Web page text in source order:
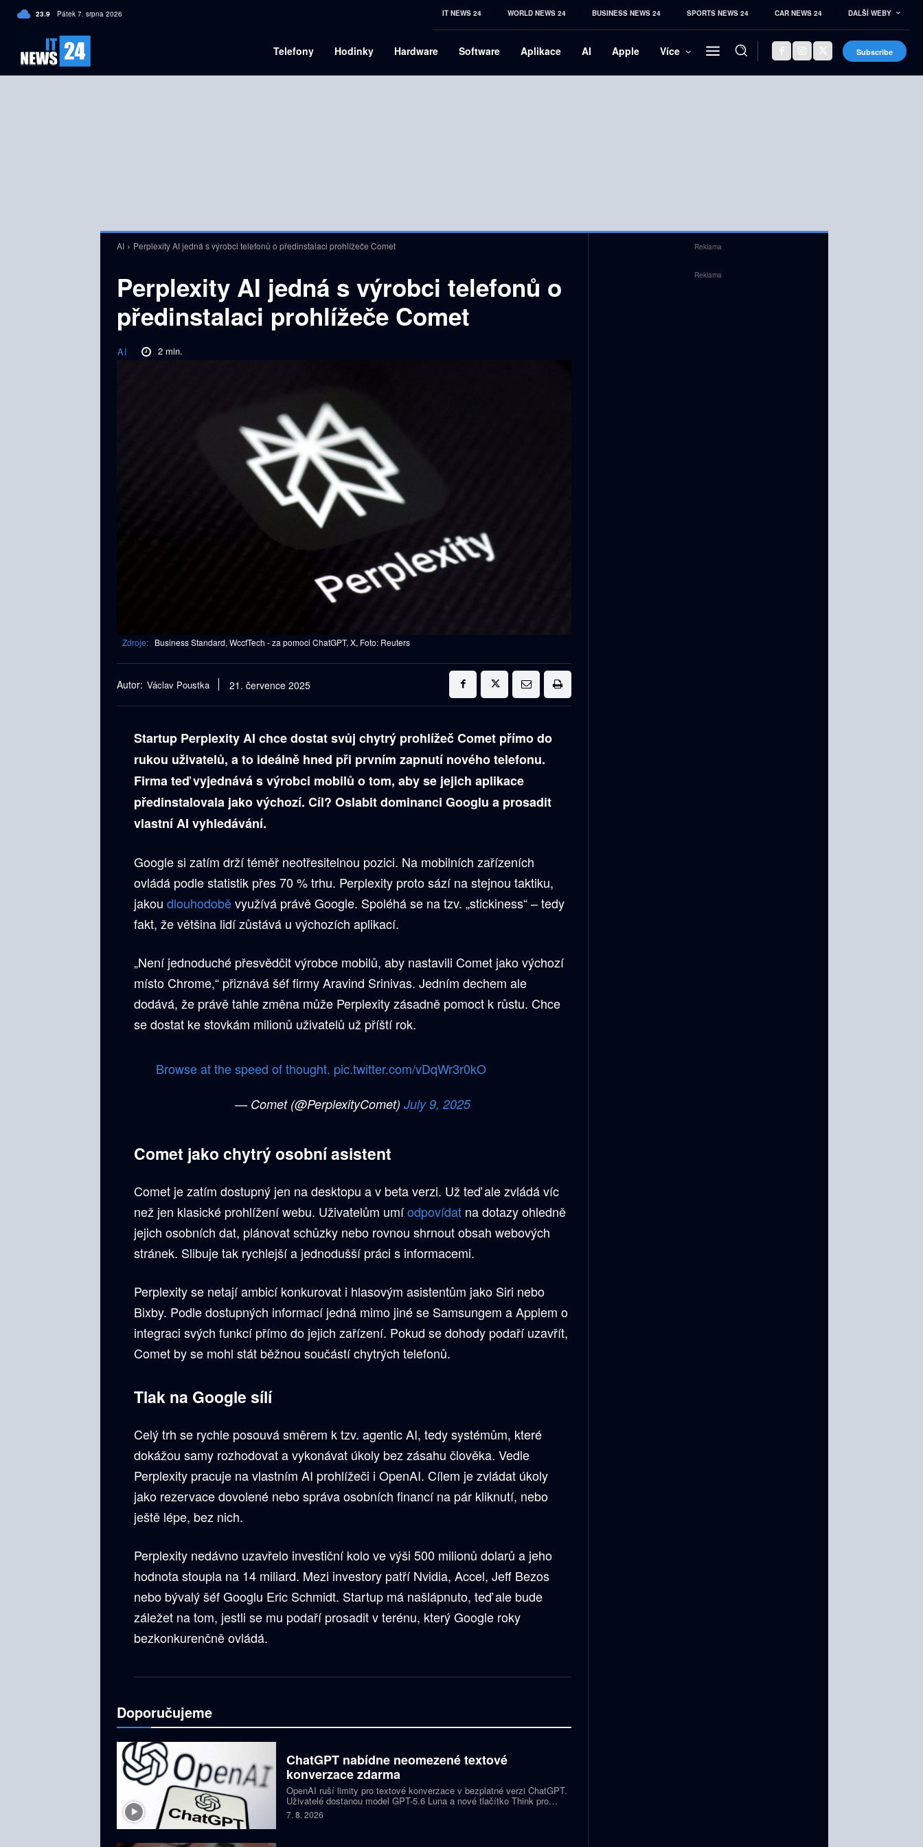
23.9 C Czech
Pátek 7. srpna 2026 IT NEWS 24 WORLD NEWS 24 BUSINESS NEWS 24 SPORTS NEWS 24 CAR NEWS 24 DALŠÍ WEBY
Telefony Hodinky Hardware Software Aplikace AI Apple Více Subscribe
AI Perplexity AI jedná s výrobci telefonů o předinstalaci prohlížeče Comet
Perplexity AI jedná s výrobci telefonů o
předinstalaci prohlížeče Comet
AI 2 min.
Zdroje: Business Standard, WccfTech - za pomoci ChatGPT, X, Foto: Reuters
Autor: Václav Poustka 21. července 2025
Startup Perplexity AI chce dostat svůj chytrý prohlížeč Comet přímo do
rukou uživatelů, a to ideálně hned při prvním zapnutí nového telefonu.
Firma teď vyjednává s výrobci mobilů o tom, aby se jejich aplikace
předinstalovala jako výchozí. Cíl? Oslabit dominanci Googlu a prosadit
vlastní AI vyhledávání.
Google si zatím drží téměř neotřesitelnou pozici. Na mobilních zařízeních
ovládá podle statistik přes 70 % trhu. Perplexity proto sází na stejnou taktiku,
jakou dlouhodoběvyužívá právě Google. Spoléhá se na tzv. „stickiness“ – tedy
fakt, že většina lidí zůstává u výchozích aplikací.
„Není jednoduché přesvědčit výrobce mobilů, aby nastavili Comet jako výchozí
místo Chrome,“ přiznává šéf firmy Aravind Srinivas. Jedním dechem ale
dodává, že právě tahle změna může Perplexity zásadně pomoct k růstu. Chce
se dostat ke stovkám milionů uživatelů už příští rok.
Browse at the speed of thought. pic.twitter.com/vDqWr3r0kO
— Comet (@PerplexityComet)July 9, 2025
Comet jako chytrý osobní asistent
Comet je zatím dostupný jen na desktopu a v beta verzi. Už teď ale zvládá víc
než jen klasické prohlížení webu. Uživatelům umíodpovídat na dotazy ohledně
jejich osobních dat, plánovat schůzky nebo rovnou shrnout obsah webových
stránek. Slibuje tak rychlejší a jednodušší práci s informacemi.
Perplexity se netají ambicí konkurovat i hlasovým asistentům jako Siri nebo
Bixby. Podle dostupných informací jedná mimo jiné se Samsungem a Applem o
integraci svých funkcí přímo do jejich zařízení. Pokud se dohody podaří uzavřít,
Comet by se mohl stát běžnou součástí chytrých telefonů.
Tlak na Google sílí
Celý trh se rychle posouvá směrem k tzv. agentic AI, tedy systémům, které
dokážou samy rozhodovat a vykonávat úkoly bez zásahu člověka. Vedle
Perplexity pracuje na vlastním AI prohlížeči i OpenAI. Cílem je zvládat úkoly
jako rezervace dovolené nebo správa osobních financí na pár kliknutí, nebo
ještě lépe, bez nich.
Perplexity nedávno uzavřelo investiční kolo ve výši 500 milionů dolarů a jeho
hodnota stoupla na 14 miliard. Mezi investory patří Nvidia, Accel, Jeff Bezos
nebo bývalý šéf Googlu Eric Schmidt. Startup má našlápnuto, teď ale bude
záležet na tom, jestli se mu podaří prosadit v terénu, který Google roky
bezkonkurenčně ovládá.
Doporučujeme
ChatGPT nabídne neomezené textové
konverzace zdarma
OpenAI ruší limity pro textové konverzace v bezplatné verzi ChatGPT.
Uživatelé dostanou model GPT-5.6 Luna a nové tlačítko Think pro
složitější otázky. Předplatitelům Plus a Pro firma zpřístupňuje upravený
GPT-5.6 Sol spolu s posuvníkem, který nastaví intenzitu přemýšlení.
7. 8. 2026
Reklama
Reklama